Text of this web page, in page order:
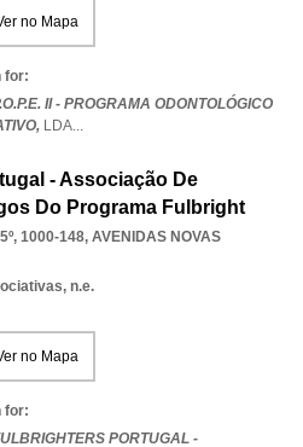
no Mapa
for:
II - PROGRAMA ODONTOLÓGICO
LDA...
- Associação De
Do Programa Fulbright
1000-148, AVENIDAS NOVAS
n.e.
no Mapa
for:
PORTUGAL -